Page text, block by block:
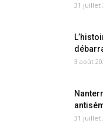
31 juillet
3 août
31 juillet